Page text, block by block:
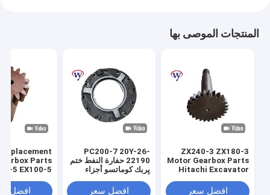
المنتجات الموصى بها
ZX240-3 ZX180-3
Motor Gearbox Parts
Hitachi Excavator
1st Sun Gear
افضل سعر
PC200-7 20Y-26-
22190 حفارة النفط ختم
يربك كوماتسو أجزاء
افضل سعر
Parts
5 EX100-5
2028798افضل